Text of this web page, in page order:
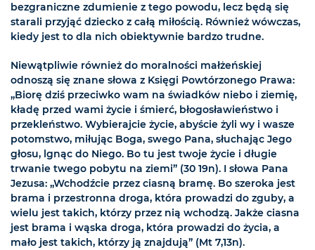
bezgraniczne zdumienie z tego powodu, lecz będą się
starali przyjąć dziecko z całą miłością. Również wówczas,
kiedy jest to dla nich obiektywnie bardzo trudne.
Niewątpliwie również do moralności małżeńskiej
odnoszą się znane słowa z Księgi Powtórzonego Prawa:
„Biorę dziś przeciwko wam na świadków niebo i ziemię,
kładę przed wami życie i śmierć, błogosławieństwo i
przekleństwo. Wybierajcie życie, abyście żyli wy i wasze
potomstwo, miłując Boga, swego Pana, słuchając Jego
głosu, lgnąc do Niego. Bo tu jest twoje życie i długie
trwanie twego pobytu na ziemi” (30 19n). I słowa Pana
Jezusa: „Wchodźcie przez ciasną bramę. Bo szeroka jest
brama i przestronna droga, która prowadzi do zguby, a
wielu jest takich, którzy przez nią wchodzą. Jakże ciasna
jest brama i wąska droga, która prowadzi do życia, a
mało jest takich, którzy ją znajdują” (Mt 7,13n).